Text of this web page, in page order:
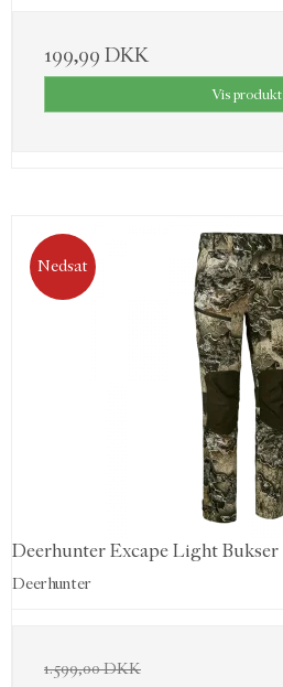
199,99 DKK
Vis produkt
Nedsat
Deerhunter Excape Light Bukser
Deerhunter
1.599,00 DKK